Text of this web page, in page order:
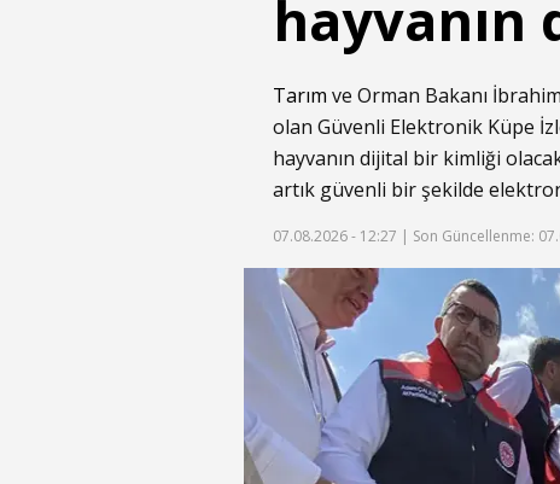
Tarım ve Orman Bakanı
olan Güvenli Elektronik Küpe
hayvanın dijital bir kimliği
artık güvenli bir şekilde
07.08.2026 - 12:27 | Son Güncellenme: